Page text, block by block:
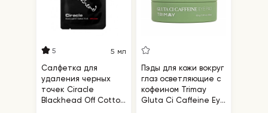
5 5 мл
Салфетка для
удаления черных
точек Ciracle
Blackhead Off Cotton
Пэды для кожи вокруг
глаз осветляющие с
кофеином Trimay
Gluta Ci Caffeine Eye